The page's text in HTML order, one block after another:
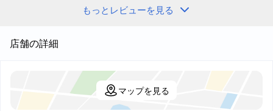
と、斬新なメニューを展開されおり、話題の寿司居酒屋です。
店員さんが目の前でお魚を炙ってくれたるような演出があった
美味しい！5感で楽しめるのが楽しかったです♪
ドリンクメニューも充ているので、美味しいお寿司と美味しいお
酒で最高の一時を楽しめました！
もっとレビューを見る
店舗の詳細
マップを見る